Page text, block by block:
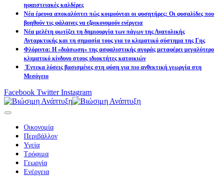
ηφαιστειακές καλδέρες
Νέα έρευνα αποκαλύπτει πώς κοιμούνται οι φυσητήρες: Οι φυσαλίδες που
βοηθούν τις φάλαινες να εξοικονομούν ενέργεια
Νέα μελέτη φωτίζει τη δημιουργία των πάγων της Ανατολικής
Ανταρκτικής και τη σημασία τους για το κλιματικό σύστημα της Γης
Φλόριντα: Η «διάσωση» της ασφαλιστικής αγοράς μεταφέρει μεγαλύτερο
κλιματικό κίνδυνο στους ιδιοκτήτες κατοικιών
Έντεκα λύσεις βασισμένες στη φύση για πιο ανθεκτική γεωργία στη
Μεσόγειο
Facebook Twitter Instagram
Οικονομία
Περιβάλλον
Υγεία
Τρόφιμα
Γεωργία
Ενέργεια